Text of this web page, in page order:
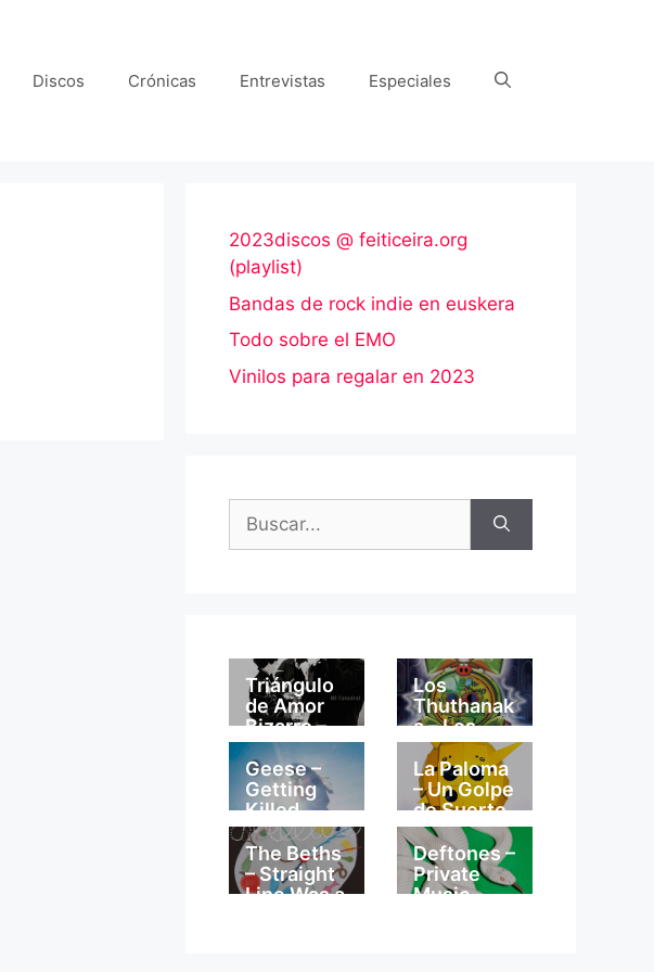
Discos Crónicas Entrevistas Especiales
2023discos @ feiticeira.org
(playlist)
Bandas de rock indie en euskera
Todo sobre el EMO
Vinilos para regalar en 2023
Triángulo
de Amor
Bizarro –
Mi
Catedral
Los
Thuthanak
a – Los
Thuthanak
a
Geese –
Getting
Killed
La Paloma
– Un Golpe
de Suerte
The Beths
– Straight
Line Was a
Deftones –
Private
Music